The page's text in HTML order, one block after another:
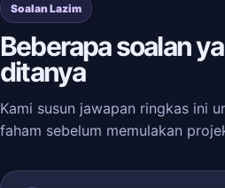
Soalan Lazim
Beberapa soalan
ditanya
Kami susun jawapan ringkas ini
faham sebelum memulakan